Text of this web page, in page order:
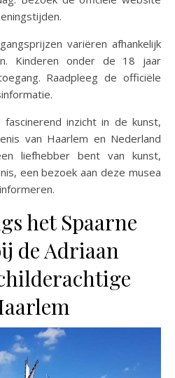
variëren afhankelijk
Kinderen onder de 18 jaar
Raadpleeg de officiële
inzicht in de kunst,
van Haarlem en Nederland
liefhebber bent van kunst,
een bezoek aan deze musea
het Spaarne
de Adriaan